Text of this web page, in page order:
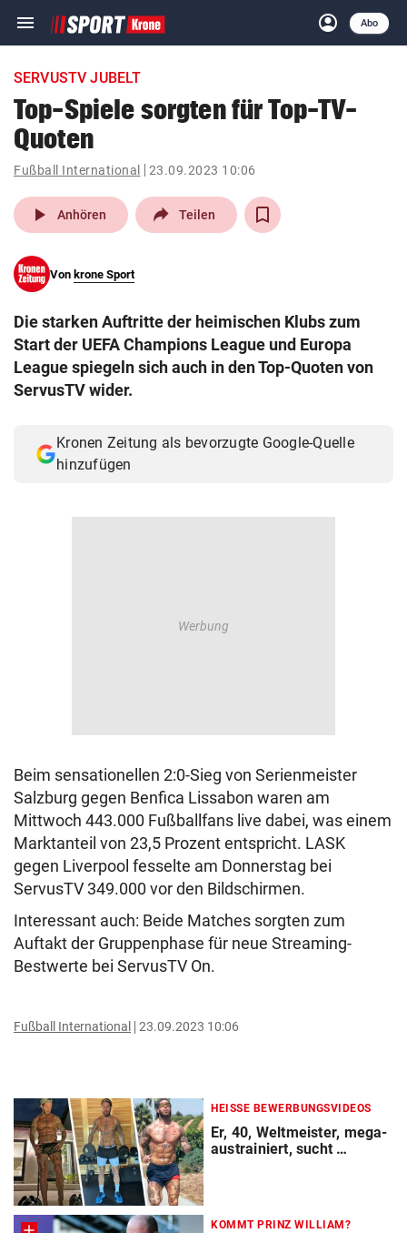
menu Navigation
ein-/ausklappen
account_circle
Anmelden
Abo
close Schließen
account_circle Anmelden
pin_drop
Wien arrow_right
search
eingeben
Muthgasse 2, 1190 Wien
SERVUSTV JUBELT
Top-Spiele sorgten für Top-TV-
Quoten
Fußball International 23.09.2023 10:06
play_arrow Anhören Teilen
Von krone Sport
Die starken Auftritte der heimischen Klubs zum
Start der UEFA Champions League und Europa
League spiegeln sich auch in den Top-Quoten von
ServusTV wider.
Kronen Zeitung als bevorzugte Google-Quelle
hinzufügen
Beim sensationellen 2:0-Sieg von Serienmeister
Salzburg gegen Benfica Lissabon waren am
Mittwoch 443.000 Fußballfans live dabei, was einem
Marktanteil von 23,5 Prozent entspricht. LASK
gegen Liverpool fesselte am Donnerstag bei
ServusTV 349.000 vor den Bildschirmen.
Interessant auch: Beide Matches sorgten zum
Auftakt der Gruppenphase für neue Streaming-
Bestwerte bei ServusTV On.
Fußball International 23.09.2023 10:06
HEISSE BEWERBUNGSVIDEOS
Er, 40, Weltmeister, mega-
austrainiert, sucht …
KOMMT PRINZ WILLIAM?